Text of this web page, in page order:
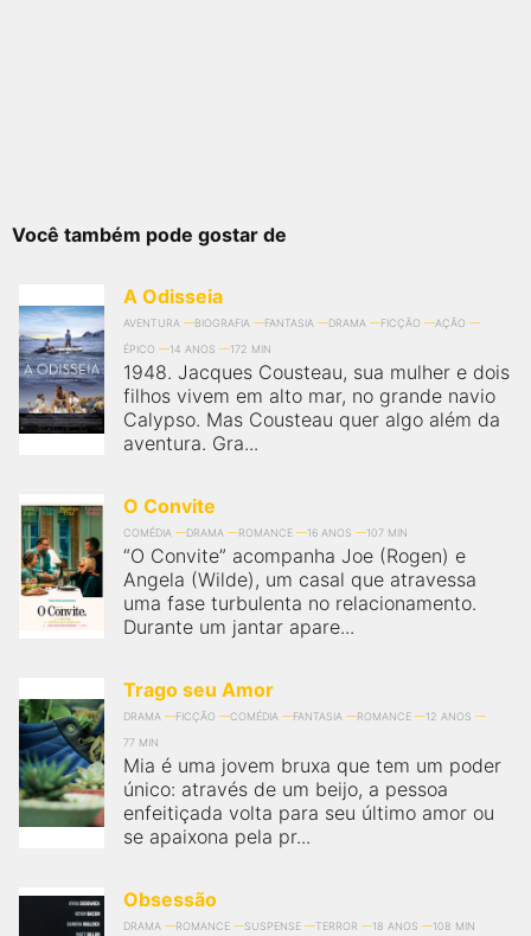
Você também pode gostar de
A Odisseia
AVENTURA BIOGRAFIA FANTASIA DRAMA FICÇÃO
AÇÃO
ÉPICO
14 ANOS 172 MIN
1948. Jacques Cousteau, sua mulher e dois
filhos vivem em alto mar, no grande navio
Calypso. Mas Cousteau quer algo além da
aventura. Gra...
O Convite
COMÉDIA DRAMA ROMANCE 16 ANOS 107 MIN
“O Convite” acompanha Joe (Rogen) e
Angela (Wilde), um casal que atravessa
uma fase turbulenta no relacionamento.
Durante um jantar apare...
Trago seu Amor
DRAMA FICÇÃO COMÉDIA FANTASIA ROMANCE
12 ANOS
77 MIN
Mia é uma jovem bruxa que tem um poder
único: através de um beijo, a pessoa
enfeitiçada volta para seu último amor ou
se apaixona pela pr...
Obsessão
DRAMA ROMANCE SUSPENSE TERROR 18 ANOS 108 MIN